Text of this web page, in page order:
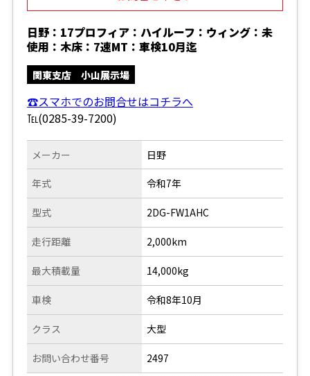
日野：17プロフィア：ハイルーフ：ウィング：未
使用：木床：7速MT：車検10月迄
関東支店 小山展示場
☎スマホでのお問合せはコチラへ
℡(0285-39-7200)
メーカー
年式
型式
走行距離
日野
令和7年
2DG-FW1AHC
2,000km
最大積載量
車検
クラス
お問い合わせ番号
14,000kg
令和8年10月
大型
2497